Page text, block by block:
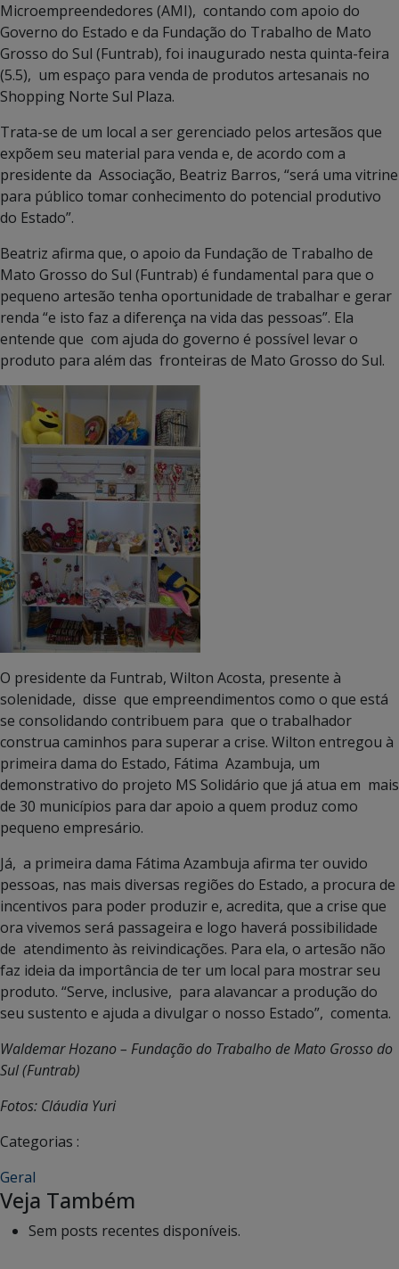
Microempreendedores (AMI), contando com apoio do
Governo do Estado e da Fundação do Trabalho de Mato
Grosso do Sul (Funtrab), foi inaugurado nesta quinta-feira
(5.5), um espaço para venda de produtos artesanais no
Shopping Norte Sul Plaza.
Trata-se de um local a ser gerenciado pelos artesãos que
expõem seu material para venda e, de acordo com a
presidente da Associação, Beatriz Barros, “será uma vitrine
para público tomar conhecimento do potencial produtivo
do Estado”.
Beatriz afirma que, o apoio da Fundação de Trabalho de
Mato Grosso do Sul (Funtrab) é fundamental para que o
pequeno artesão tenha oportunidade de trabalhar e gerar
renda “e isto faz a diferença na vida das pessoas”. Ela
entende que com ajuda do governo é possível levar o
produto para além das fronteiras de Mato Grosso do Sul.
O presidente da Funtrab, Wilton Acosta, presente à
solenidade, disse que empreendimentos como o que está
se consolidando contribuem para que o trabalhador
construa caminhos para superar a crise. Wilton entregou à
primeira dama do Estado, Fátima Azambuja, um
demonstrativo do projeto MS Solidário que já atua em mais
de 30 municípios para dar apoio a quem produz como
pequeno empresário.
Já, a primeira dama Fátima Azambuja afirma ter ouvido
pessoas, nas mais diversas regiões do Estado, a procura de
incentivos para poder produzir e, acredita, que a crise que
ora vivemos será passageira e logo haverá possibilidade
de atendimento às reivindicações. Para ela, o artesão não
faz ideia da importância de ter um local para mostrar seu
produto. “Serve, inclusive, para alavancar a produção do
seu sustento e ajuda a divulgar o nosso Estado”, comenta.
Waldemar Hozano – Fundação do Trabalho de Mato Grosso do
Sul (Funtrab)
Fotos: Cláudia Yuri
Categorias :
Geral
Veja Também
Sem posts recentes disponíveis.